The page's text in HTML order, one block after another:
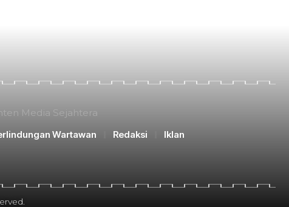
Media Sejahtera
Wartawan Redaksi Iklan